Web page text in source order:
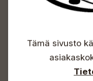
Sunnuntaisin Itsepalvelu
Info & vaihde
Tämä sivusto